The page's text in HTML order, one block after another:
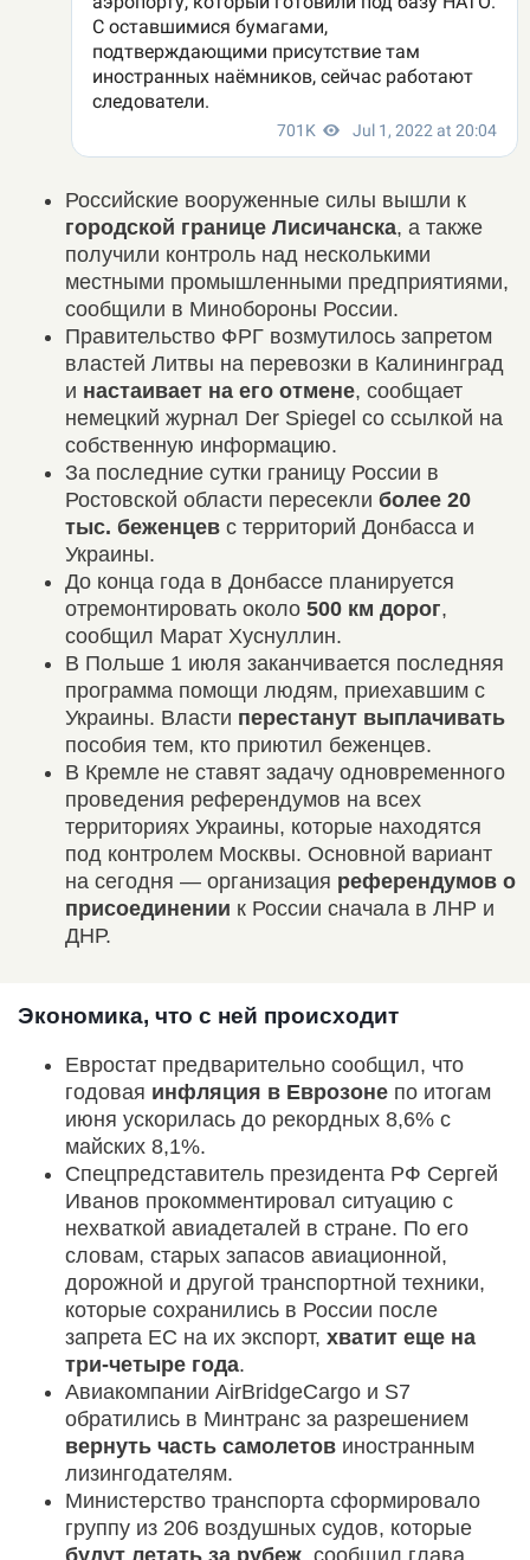
Российские вооруженные силы вышли к
городской границе Лисичанска, а также
получили контроль над несколькими
местными промышленными предприятиями,
сообщили в Минобороны России.
Правительство ФРГ возмутилось запретом
властей Литвы на перевозки в Калининград
и настаивает на его отмене, сообщает
немецкий журнал Der Spiegel со ссылкой на
собственную информацию.
За последние сутки границу России в
Ростовской области пересекли более 20
тыс. беженцев с территорий Донбасса и
Украины.
До конца года в Донбассе планируется
отремонтировать около 500 км дорог,
сообщил Марат Хуснуллин.
В Польше 1 июля заканчивается последняя
программа помощи людям, приехавшим с
Украины. Власти перестанут выплачивать
пособия тем, кто приютил беженцев.
В Кремле не ставят задачу одновременного
проведения референдумов на всех
территориях Украины, которые находятся
под контролем Москвы. Основной вариант
на сегодня — организация референдумов о
присоединении к России сначала в ЛНР и
ДНР.
Экономика, что с ней происходит
Евростат предварительно сообщил, что
годовая инфляция в Еврозоне по итогам
июня ускорилась до рекордных 8,6% с
майских 8,1%.
Спецпредставитель президента РФ Сергей
Иванов прокомментировал ситуацию с
нехваткой авиадеталей в стране. По его
словам, старых запасов авиационной,
дорожной и другой транспортной техники,
которые сохранились в России после
запрета ЕС на их экспорт, хватит еще на
три-четыре года.
Авиакомпании AirBridgeCargo и S7
обратились в Минтранс за разрешением
вернуть часть самолетов иностранным
лизингодателям.
Министерство транспорта сформировало
группу из 206 воздушных судов, которые